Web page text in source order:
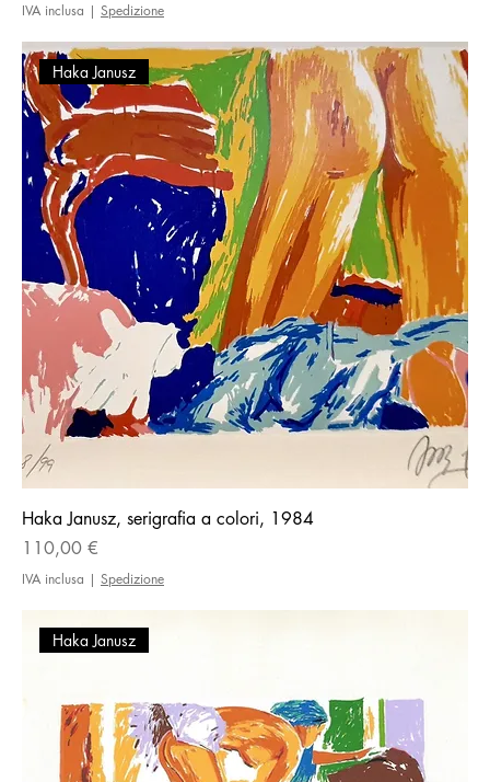
IVA inclusa | Spedizione
Haka Janusz
Haka Janusz, serigrafia a colori, 1984
Prezzo
110,00 €
IVA inclusa | Spedizione
Haka Janusz